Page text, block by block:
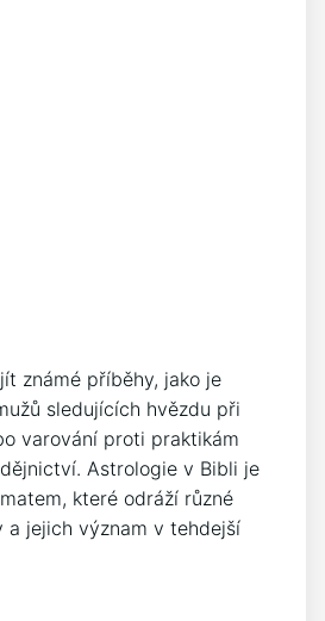
známé příběhy, jako je
sledujících hvězdu při
varování proti praktikám
Astrologie v Bibli je
které odráží různé
a jejich význam v tehdejší